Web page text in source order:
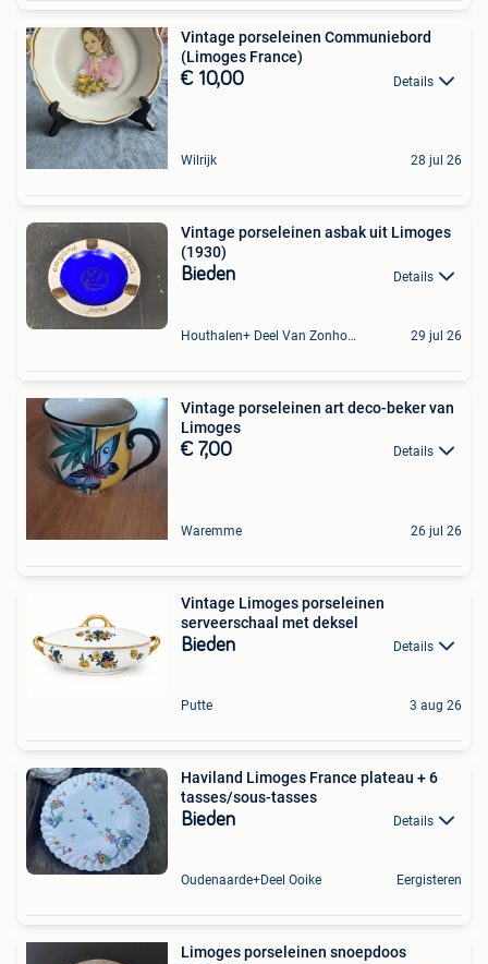
Vintage porseleinen Communiebord
(Limoges France)
€ 10,00 Details
Wilrijk 28 jul 26
Vintage porseleinen asbak uit Limoges
(1930)
Bieden Details
Houthalen+ Deel Van Zonhoven En Zolder 29 jul 26
Vintage porseleinen art deco-beker van
Limoges
€ 7,00 Details
Waremme 26 jul 26
Vintage Limoges porseleinen
serveerschaal met deksel
Bieden Details
Putte 3 aug 26
Haviland Limoges France plateau + 6
tasses/sous-tasses
Bieden Details
Oudenaarde+Deel Ooike Eergisteren
Limoges porseleinen snoepdoos